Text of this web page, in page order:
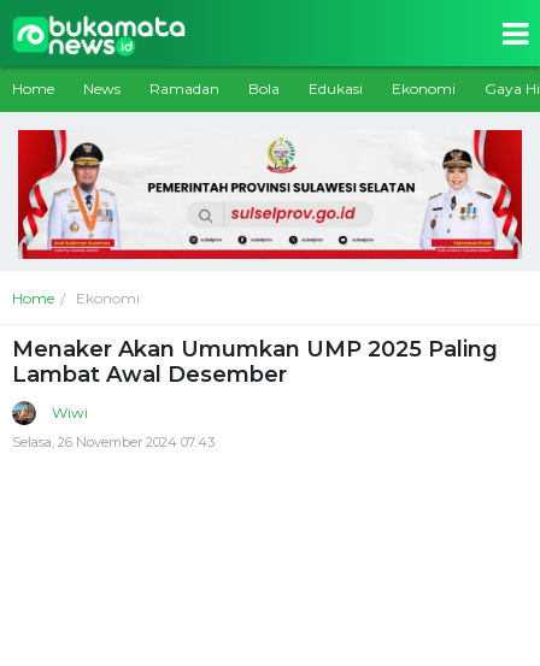
Home News Ramadan Bola Edukasi Ekonomi Gaya
Home Ekonomi
Menaker Akan Umumkan UMP 2025 Paling
Lambat Awal Desember
Wiwi
Selasa, 26 November 2024 07:43